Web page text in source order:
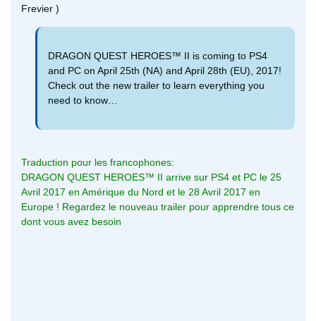
Frevier )
DRAGON QUEST HEROES™ II is coming to PS4
and PC on April 25th (NA) and April 28th (EU), 2017!
Check out the new trailer to learn everything you
need to know…
Traduction pour les francophones:
DRAGON QUEST HEROES™ II arrive sur PS4 et PC le 25
Avril 2017 en Amérique du Nord et le 28 Avril 2017 en
Europe ! Regardez le nouveau trailer pour apprendre tous ce
dont vous avez besoin